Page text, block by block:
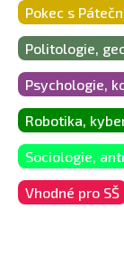
Pokec s
Politologie,
Psychologie,
Robotika,
Sociologie,
Vhodné pro SŠ